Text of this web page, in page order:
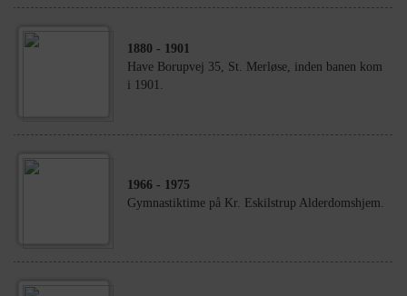
1880 - 1901
Have Borupvej 35, St. Merløse, inden banen kom
i 1901.
1966 - 1975
Gymnastiktime på Kr. Eskilstrup Alderdomshjem.